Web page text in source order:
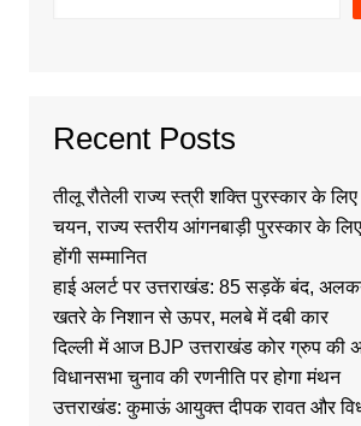
Recent Posts
तीलू रौतेली राज्य स्त्री शक्ति पुरस्कार के
चयन, राज्य स्तरीय आंगनबाड़ी पुरस्कार के लिए
होंगी सम्मानित
हाई अलर्ट पर उत्तराखंड: 85 सड़कें बंद,
खतरे के निशान से ऊपर, मलबे में दबी कार
दिल्ली में आज BJP उत्तराखंड कोर ग्रुप की
विधानसभा चुनाव की रणनीति पर होगा मंथन
उत्तराखंड: कुमाऊं आयुक्त दीपक रावत और